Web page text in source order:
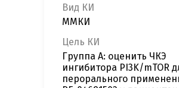
Вид КИ
ММКИ
Цель КИ
Группа А: оценить ЧКЭ
ингибитора PI3K/mTOR
перорального